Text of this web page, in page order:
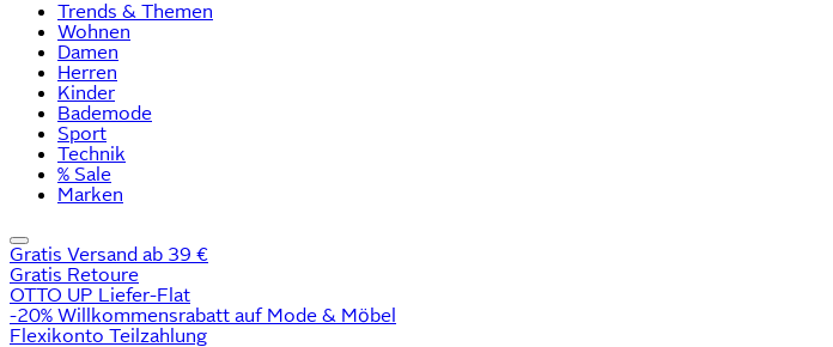
Trends & Themen
Wohnen
Damen
Herren
Kinder
Bademode
Sport
Technik
% Sale
Marken
Gratis Versand ab 39 €
Gratis Retoure
OTTO UP Liefer-Flat
-20% Willkommensrabatt auf Mode & Möbel
Flexikonto Teilzahlung